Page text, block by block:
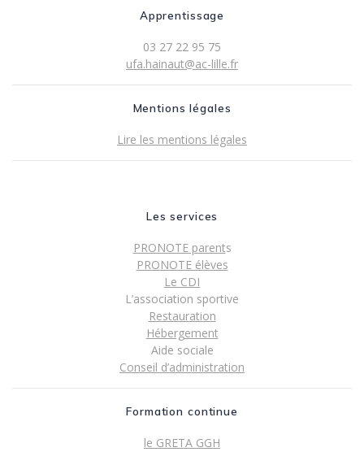
Apprentissage
03 27 22 95 75
ufa.hainaut@ac-lille.fr
Mentions légales
Lire les mentions légales
Les services
PRONOTE parents
PRONOTE élèves
Le CDI
L’association sportive
Restauration
Hébergement
Aide sociale
Conseil d’administration
Formation continue
le GRETA GGH